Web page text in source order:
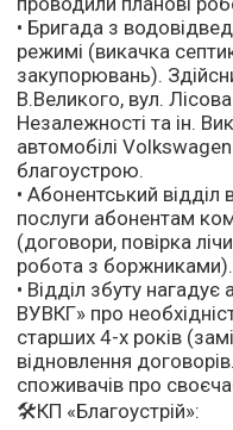
• Бригада з
режимі (викачка
закупорювань).
В.Великого, вул.
Незалежності та ін.
автомобілі
благоустрою.
• Абонентський
послуги абонентам
(договори, повірка
робота з боржниками).
• Відділ збуту
ВУВКГ» про
старших 4-х років
відновлення
споживачів про
🛠КП «Благоустрій»: